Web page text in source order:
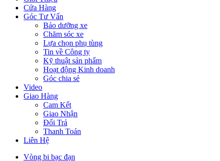
Cửa Hàng
Góc Tư Vấn
Bảo dưỡng xe
Chăm sóc xe
Lựa chọn phụ tùng
Tin về Công ty
Kỹ thuật sản phẩm
Hoạt động Kinh doanh
Góc chia sẻ
Video
Giao Hàng
Cam Kết
Giao Nhận
Đổi Trả
Thanh Toán
Liên Hệ
Vòng bi bạc đạn